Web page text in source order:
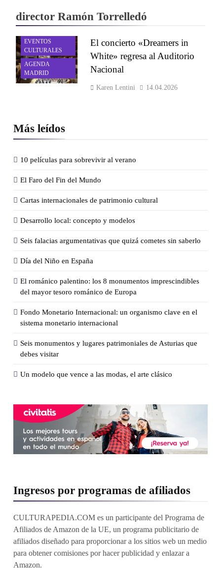
Más leídos
10 películas para sobrevivir al verano
El Faro del Fin del Mundo
Cartas internacionales de patrimonio cultural
Desarrollo local: concepto y modelos
Seis falacias argumentativas que quizá cometes sin saberlo
Día del Niño en España
El románico palentino: los 8 monumentos imprescindibles
del mayor tesoro románico de Europa
Fondo Monetario Internacional: un organismo clave en el
sistema monetario internacional
Seis monumentos y lugares patrimoniales de Asturias que
debes visitar
Un modelo que vence a las modas, el arte clásico
director Ramón Torrelledó
EVENTOS
CULTURALES
AGENDA
MADRID
El concierto «Dreamers in
White» regresa al Auditorio
Nacional
Karen Lentini 14.04.2026
Ingresos por programas de afiliados
CULTURAPEDIA.COM es un participante del Programa de
Afiliados de Amazon de la UE, un programa publicitario de
afiliados diseñado para proporcionar a los sitios web un medio
para obtener comisiones por hacer publicidad y enlazar a
Amazon.